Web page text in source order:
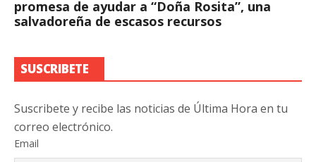
promesa de ayudar a “Doña Rosita”, una
salvadoreña de escasos recursos
SUSCRIBETE
Suscribete y recibe las noticias de Última Hora en tu
correo electrónico.
Email